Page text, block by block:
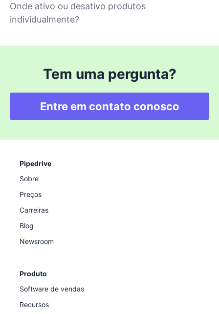
Onde ativo ou desativo produtos
individualmente?
Tem uma pergunta?
Entre em contato conosco
Pipedrive
Sobre
Preços
Carreiras
Blog
Newsroom
Produto
Software de vendas
Recursos